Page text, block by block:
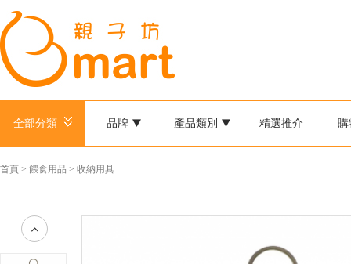
全部分類 品牌 產品類別 精選推介 購
首頁 > 餵食用品 > 收納用具